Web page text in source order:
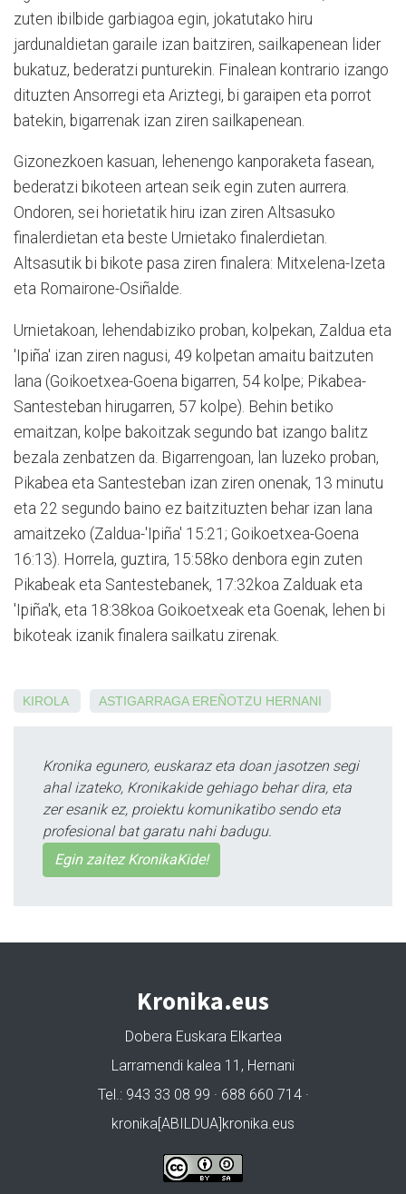
zuten ibilbide garbiagoa egin, jokatutako hiru
jardunaldietan garaile izan baitziren, sailkapenean lider
bukatuz, bederatzi punturekin. Finalean kontrario izango
dituzten Ansorregi eta Ariztegi, bi garaipen eta porrot
batekin, bigarrenak izan ziren sailkapenean.
Gizonezkoen kasuan, lehenengo kanporaketa fasean,
bederatzi bikoteen artean seik egin zuten aurrera.
Ondoren, sei horietatik hiru izan ziren Altsasuko
finalerdietan eta beste Urnietako finalerdietan.
Altsasutik bi bikote pasa ziren finalera: Mitxelena-Izeta
eta Romairone-Osiñalde.
Urnietakoan, lehendabiziko proban, kolpekan, Zaldua eta
'Ipiña' izan ziren nagusi, 49 kolpetan amaitu baitzuten
lana (Goikoetxea-Goena bigarren, 54 kolpe; Pikabea-
Santesteban hirugarren, 57 kolpe). Behin betiko
emaitzan, kolpe bakoitzak segundo bat izango balitz
bezala zenbatzen da. Bigarrengoan, lan luzeko proban,
Pikabea eta Santesteban izan ziren onenak, 13 minutu
eta 22 segundo baino ez baitzituzten behar izan lana
amaitzeko (Zaldua-'Ipiña' 15:21; Goikoetxea-Goena
16:13). Horrela, guztira, 15:58ko denbora egin zuten
Pikabeak eta Santestebanek, 17:32koa Zalduak eta
'Ipiña'k, eta 18:38koa Goikoetxeak eta Goenak, lehen bi
bikoteak izanik finalera sailkatu zirenak.
KIROLA ASTIGARRAGA EREÑOTZU HERNANI
Kronika egunero, euskaraz eta doan jasotzen segi
ahal izateko, Kronikakide gehiago behar dira, eta
zer esanik ez, proiektu komunikatibo sendo eta
profesional bat garatu nahi badugu.
Egin zaitez KronikaKide!
Kronika.eus
Dobera Euskara Elkartea
Larramendi kalea 11, Hernani
Tel.: 943 33 08 99 · 688 660 714 ·
kronika[ABILDUA]kronika.eus